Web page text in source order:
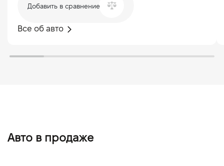
Все об авто
Добавить в сравнение
Авто в продаже